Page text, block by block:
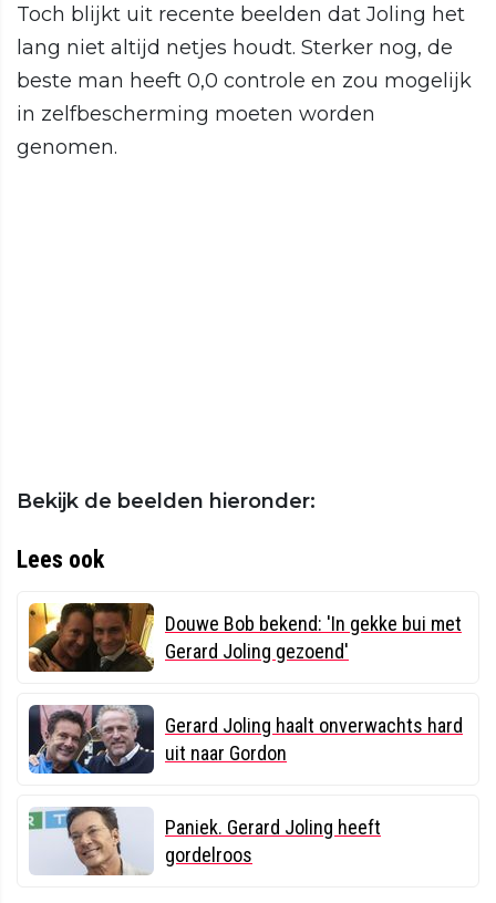
Toch blijkt uit recente beelden dat Joling het
lang niet altijd netjes houdt. Sterker nog, de
beste man heeft 0,0 controle en zou mogelijk
in zelfbescherming moeten worden
genomen.
Bekijk de beelden hieronder:
Lees ook
Douwe Bob bekend: 'In gekke bui met
Gerard Joling gezoend'
Gerard Joling haalt onverwachts hard
uit naar Gordon
Paniek. Gerard Joling heeft
gordelroos